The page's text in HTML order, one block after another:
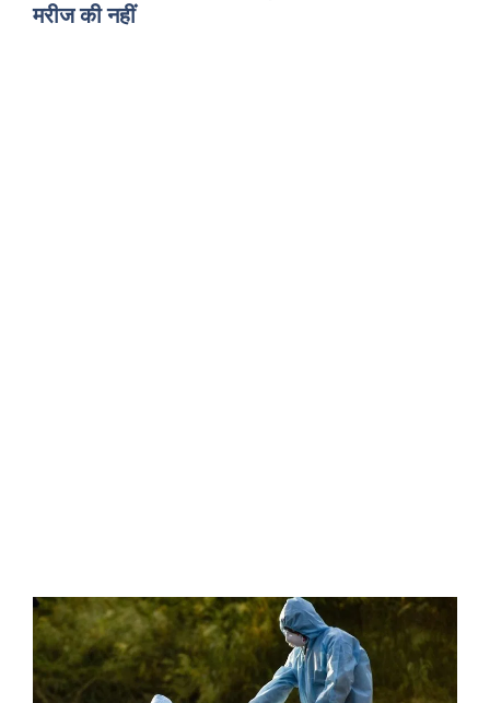
मरीज की नहीं